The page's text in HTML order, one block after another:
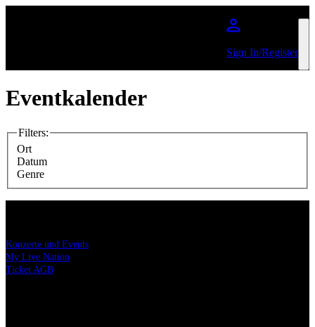
Sign In/Register
Eventkalender
Filters:
Ort
Datum
Genre
Konzerte und Events
My Live Nation
Ticket AGB